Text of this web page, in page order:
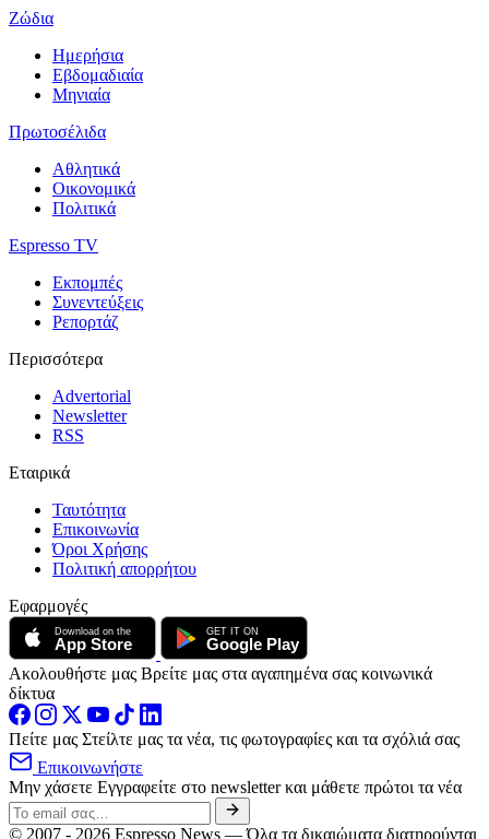
Ζώδια
Ημερήσια
Εβδομαδιαία
Μηνιαία
Πρωτοσέλιδα
Αθλητικά
Οικονομικά
Πολιτικά
Espresso TV
Εκπομπές
Συνεντεύξεις
Ρεπορτάζ
Περισσότερα
Advertorial
Newsletter
RSS
Εταιρικά
Ταυτότητα
Επικοινωνία
Όροι Χρήσης
Πολιτική απορρήτου
Εφαρμογές
Download on the
App Store
GET IT ON
Google Play
Ακολουθήστε μας Βρείτε μας στα αγαπημένα σας κοινωνικά
δίκτυα
Πείτε μας Στείλτε μας τα νέα, τις φωτογραφίες και τα σχόλιά σας
Επικοινωνήστε
Μην χάσετε Εγγραφείτε στο newsletter και μάθετε πρώτοι τα νέα
© 2007 - 2026 Espresso News — Όλα τα δικαιώματα διατηρούνται